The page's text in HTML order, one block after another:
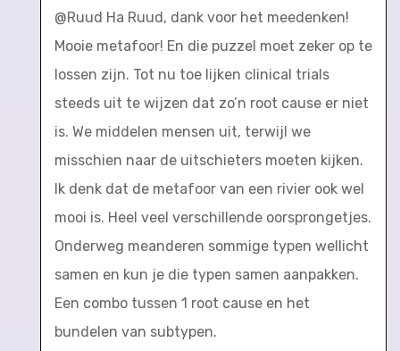
@Ruud Ha Ruud, dank voor het meedenken!
Mooie metafoor! En die puzzel moet zeker op te
lossen zijn. Tot nu toe lijken clinical trials
steeds uit te wijzen dat zo’n root cause er niet
is. We middelen mensen uit, terwijl we
misschien naar de uitschieters moeten kijken.
Ik denk dat de metafoor van een rivier ook wel
mooi is. Heel veel verschillende oorsprongetjes.
Onderweg meanderen sommige typen wellicht
samen en kun je die typen samen aanpakken.
Een combo tussen 1 root cause en het
bundelen van subtypen.